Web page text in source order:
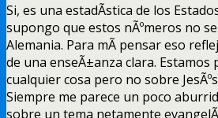
Si, es una estadÃ­stica de los
supongo que estos nÃºmeros no
Alemania. Para mÃ­ pensar eso
de una enseÃ±anza clara. Estamos
cualquier cosa pero no sobre
Siempre me parece un poco
sobre un tema netamente